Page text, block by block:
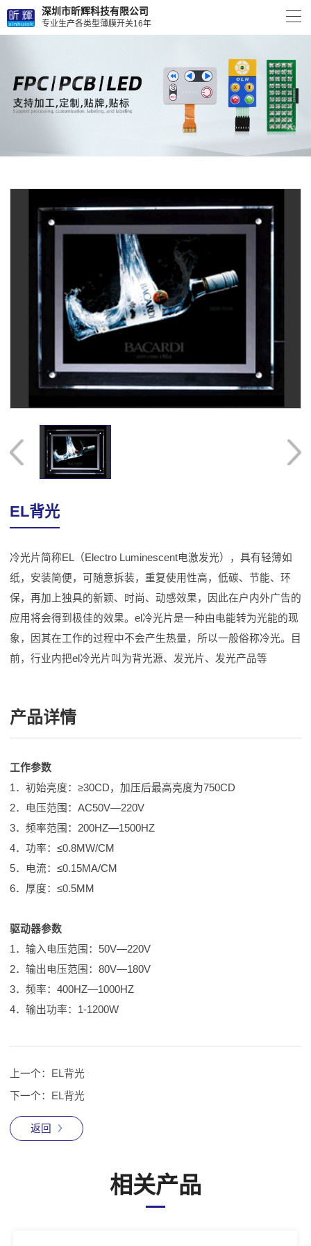
深圳市昕辉科技有限公司
专业生产各类型薄膜开关16年
EL背光
冷光片简称EL（Electro Luminescent电激发光），具有轻薄如
纸，安装简便，可随意拆装，重复使用性高，低碳、节能、环
保，再加上独具的新颖、时尚、动感效果，因此在户内外广告的
应用将会得到极佳的效果。el冷光片是一种由电能转为光能的现
象，因其在工作的过程中不会产生热量，所以一般俗称冷光。目
前，行业内把el冷光片叫为背光源、发光片、发光产品等
产品详情
工作参数
1．初始亮度：≥30CD，加压后最高亮度为750CD
2．电压范围：AC50V—220V
3．频率范围：200HZ—1500HZ
4．功率：≤0.8MW/CM
5．电流：≤0.15MA/CM
6．厚度：≤0.5MM
驱动器参数
1．输入电压范围：50V—220V
2．输出电压范围：80V—180V
3．频率：400HZ—1000HZ
4．输出功率：1-1200W
上一个：
EL背光
下一个：
EL背光
返回
相关产品